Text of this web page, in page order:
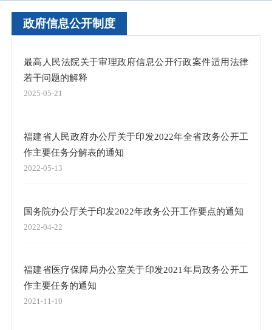
政府信息公开制度
最高人民法院关于审理政府信息公开行政案件适用法律
若干问题的解释
2025-05-21
福建省人民政府办公厅关于印发2022年全省政务公开工
作主要任务分解表的通知
2022-05-13
国务院办公厅关于印发2022年政务公开工作要点的通知
2022-04-22
福建省医疗保障局办公室关于印发2021年局政务公开工
作主要任务的通知
2021-11-10